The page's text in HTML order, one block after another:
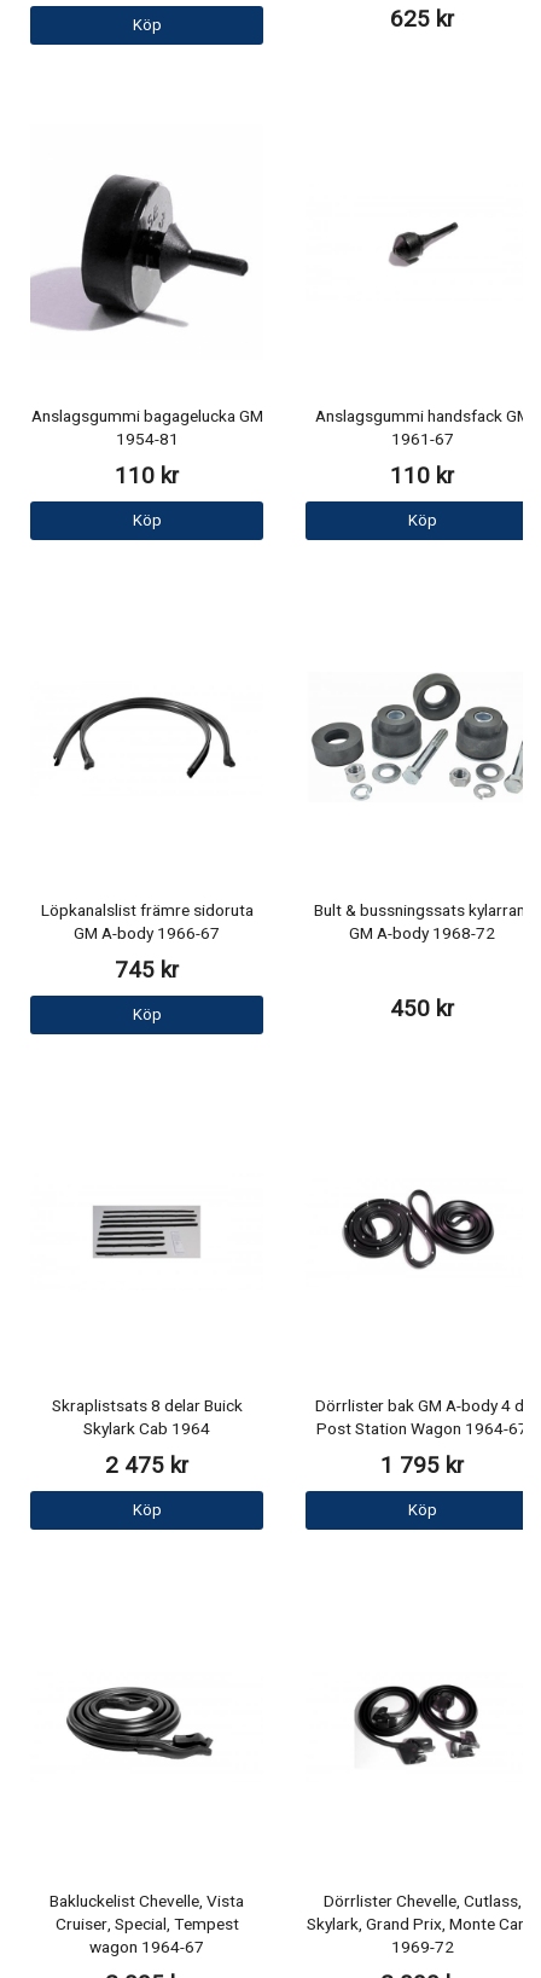
Köp 625 kr
Anslagsgummi bagagelucka GM
1954-81
110 kr
Köp
Anslagsgummi handsfack GM
1961-67
110 kr
Köp
Löpkanalslist främre sidoruta
GM A-body 1966-67
745 kr
Köp
Bult & bussningssats kylarram
GM A-body 1968-72
450 kr
Skraplistsats 8 delar Buick
Skylark Cab 1964
2 475 kr
Köp
Dörrlister bak GM A-body 4 dr
Post Station Wagon 1964-67
1 795 kr
Köp
Bakluckelist Chevelle, Vista
Cruiser, Special, Tempest
wagon 1964-67
Dörrlister Chevelle, Cutlass,
Skylark, Grand Prix, Monte Carlo
1969-72